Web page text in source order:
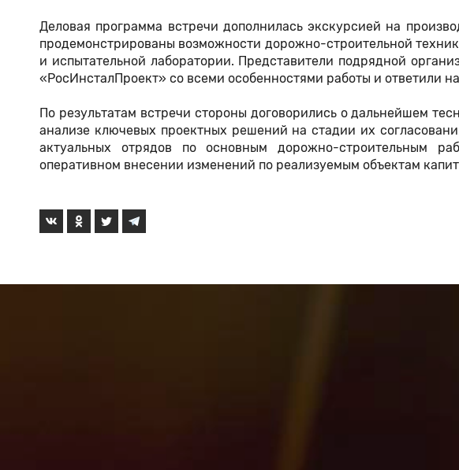
Деловая программа встречи дополнилась экскурсией на
продемонстрированы возможности дорожно-строительной
и испытательной лаборатории. Представители подрядной
«РосИнсталПроект» со всеми особенностями работы и ответили
По результатам встречи стороны договорились о дальнейшем
анализе ключевых проектных решений на стадии их
актуальных отрядов по основным дорожно-строительным
оперативном внесении изменений по реализуемым объектам